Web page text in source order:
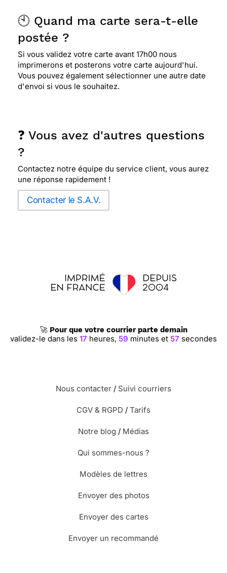
🕙 Quand ma carte sera-t-elle
postée ?
Si vous validez votre carte avant 17h00 nous
imprimerons et posterons votre carte aujourd'hui.
Vous pouvez également sélectionner une autre date
d'envoi si vous le souhaitez.
❓ Vous avez d'autres questions
?
Contactez notre équipe du service client, vous aurez
une réponse rapidement !
Contacter le S.A.V.
🚀 Pour que votre courrier parte demain
validez-le dans les 17 heures, 59 minutes et 56 secondes
Nous contacter / Suivi courriers
CGV & RGPD / Tarifs
Notre blog / Médias
Qui sommes-nous ?
Modèles de lettres
Envoyer des photos
Envoyer des cartes
Envoyer un recommandé